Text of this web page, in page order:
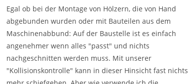
Egal ob bei der Montage von Hölzern, die von Hand
abgebunden wurden oder mit Bauteilen aus dem
Maschinenabbund: Auf der Baustelle ist es einfach
angenehmer wenn alles "passt" und nichts
nachgeschnitten werden muss. Mit unserer
"Kollisionskontrolle" kann in dieser Hinsicht fast nichts